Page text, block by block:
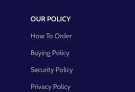
OUR POLICY
How To Order
Buying Policy
Security Policy
Privacy Policy